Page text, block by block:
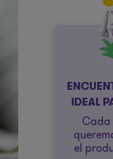
IDEAL
Cada
el